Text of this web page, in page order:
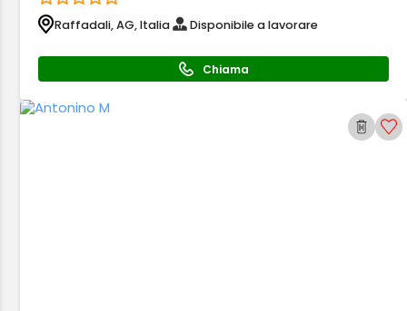
Raffadali, AG, Italia Disponibile a lavorare
Chiama